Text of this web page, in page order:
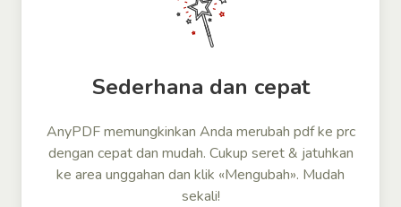
Sederhana dan cepat
AnyPDF memungkinkan Anda merubah pdf ke prc
dengan cepat dan mudah. Cukup seret & jatuhkan
ke area unggahan dan klik «Mengubah». Mudah
sekali!